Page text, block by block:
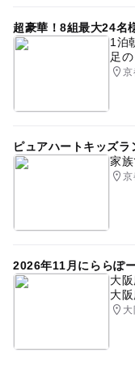
超豪華！8組最大24名
1泊
足
京
ピュアハートキッズラ
家
京
2026年11月にららぽ
大
大阪